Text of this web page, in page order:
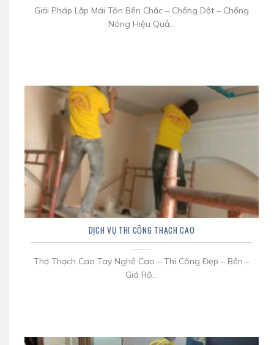
Giải Pháp Lắp Mái Tôn Bền Chắc – Chống Dột – Chống
Nóng Hiệu Quả...
DỊCH VỤ THI CÔNG THẠCH CAO
Thợ Thạch Cao Tay Nghề Cao – Thi Công Đẹp – Bền –
Giá Rõ...